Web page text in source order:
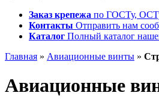
Заказ крепежа по ГОСТу,
Контакты Отправить нам
Каталог Полный каталог
Главная » Авиационные винты »
Авиационные